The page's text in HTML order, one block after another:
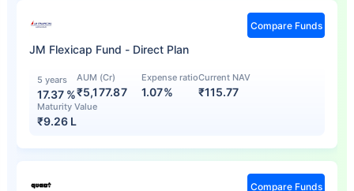
JM Flexicap Fund - Direct Plan
5 years
17.37 %
AUM (Cr)
₹5,177.87
Expense ratio
1.07%
Current NAV
₹115.77
Maturity Value
₹9.26 L
Compare Funds
Compare Funds